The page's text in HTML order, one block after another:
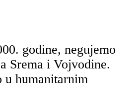
godine, negujemo
Srema i Vojvodine.
u humanitarnim